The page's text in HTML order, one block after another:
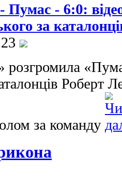
Пумас - 6:0:
за
розгромила
Роберт
за команду